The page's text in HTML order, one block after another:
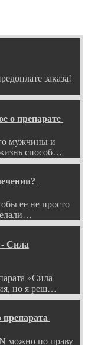
заказа!
о препарате
мужчины и
способ…
ее не просто
- Сила
«Сила
но я реш…
можно по праву